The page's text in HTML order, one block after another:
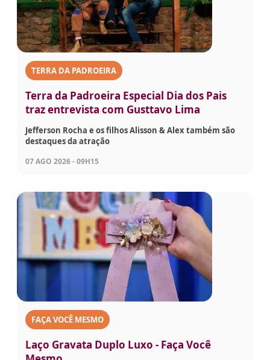
TERRA DA PADROEIRA
Terra da Padroeira Especial Dia dos Pais
traz entrevista com Gusttavo Lima
Jefferson Rocha e os filhos Alisson & Alex também são
destaques da atração
07 AGO 2026 - 09H15
FAÇA VOCÊ MESMO
Laço Gravata Duplo Luxo - Faça Você